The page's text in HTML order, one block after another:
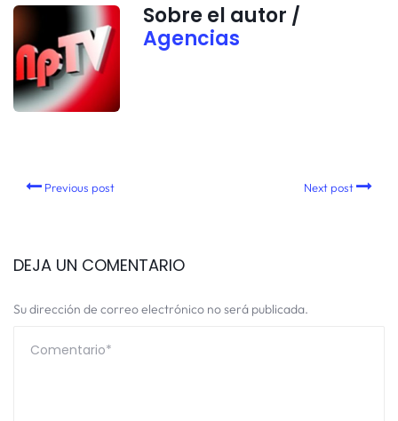
Sobre el autor /
Agencias
Previous post Next post
DEJA UN COMENTARIO
Su dirección de correo electrónico no será publicada.